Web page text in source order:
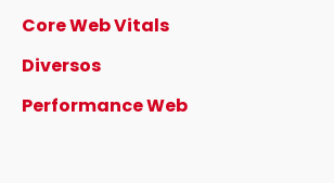
Core Web Vitals
Diversos
Performance Web